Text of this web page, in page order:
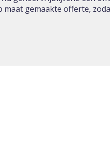
maat gemaakte offerte,